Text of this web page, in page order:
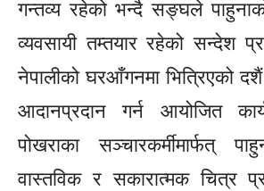
गन्तव्य रहेको भन्दै सङ्घले
व्यवसायी तम्तयार रहेको सन्देश
नेपालीको घरआँगनमा भित्रिएको
आदानप्रदान गर्न आयोजित
पोखराका सञ्चारकर्मीमार्फत्
वास्तविक र सकारात्मक चित्र